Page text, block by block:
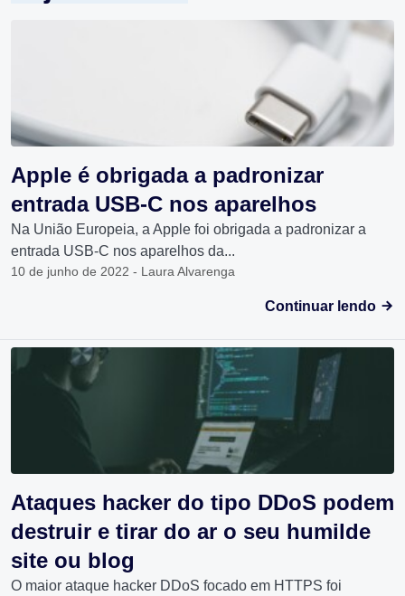
Apple é obrigada a padronizar
entrada USB-C nos aparelhos
Na União Europeia, a Apple foi obrigada a padronizar a
entrada USB-C nos aparelhos da...
10 de junho de 2022 - Laura Alvarenga
Continuar lendo
Ataques hacker do tipo DDoS podem
destruir e tirar do ar o seu humilde
site ou blog
O maior ataque hacker DDoS focado em HTTPS foi